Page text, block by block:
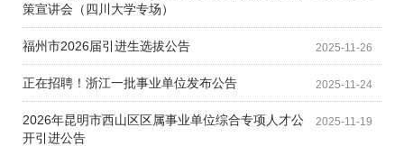
策宣讲会（四川大学专场）
2025-11-26
福州市2026届引进生选拔公告
2025-11-24
正在招聘！浙江一批事业单位发布公告
2025-11-19
2026年昆明市西山区区属事业单位综合专项人才公
开引进公告